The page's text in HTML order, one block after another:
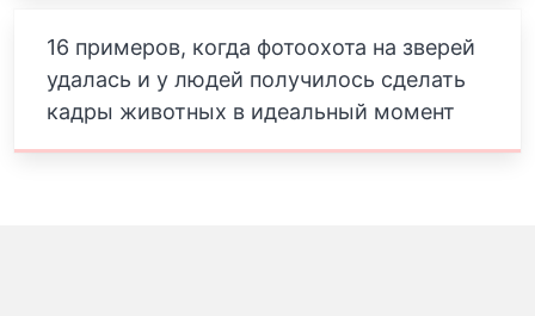
16 примеров, когда фотоохота на зверей
удалась и у людей получилось сделать
кадры животных в идеальный момент